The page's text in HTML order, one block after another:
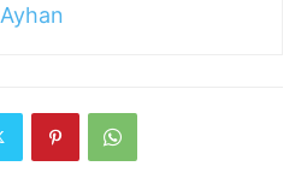
Ayhan